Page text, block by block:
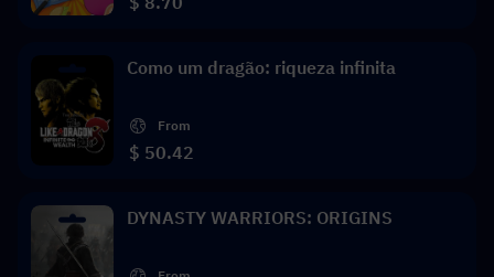
Como um dragão: riqueza infinita
From
$ 50.42
DYNASTY WARRIORS: ORIGINS